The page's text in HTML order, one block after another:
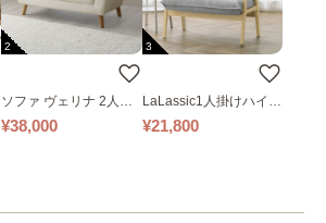
2
ソファ ヴェリナ 2人掛
け
¥38,000
3
LaLassic1人掛けハイバ
ックソファ ワイド
¥21,800